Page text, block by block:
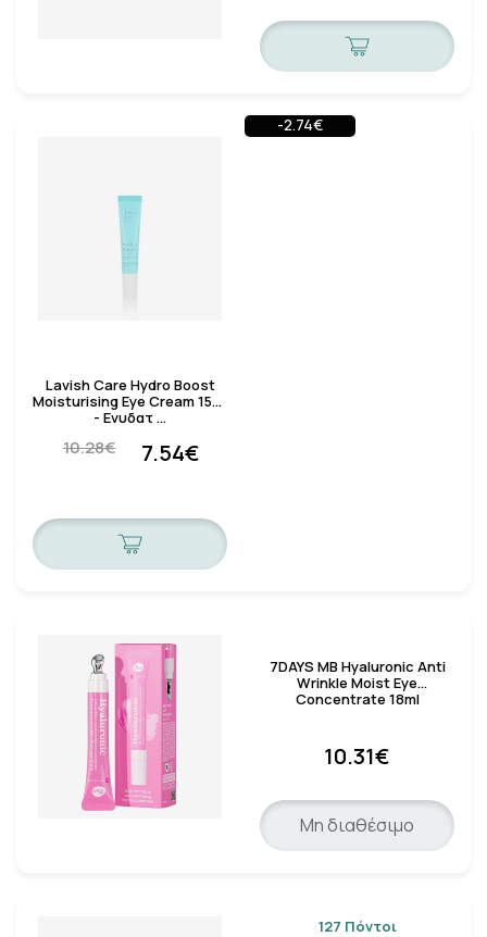
-2.74€
Lavish Care Hydro Boost
Moisturising Eye Cream 15ml
- Ενυδατ …
10.28€ 7.54€
7DAYS MB Hyaluronic Anti
Wrinkle Moist Eye
Concentrate 18ml
10.31€
Μη διαθέσιμο
127 Πόντοι